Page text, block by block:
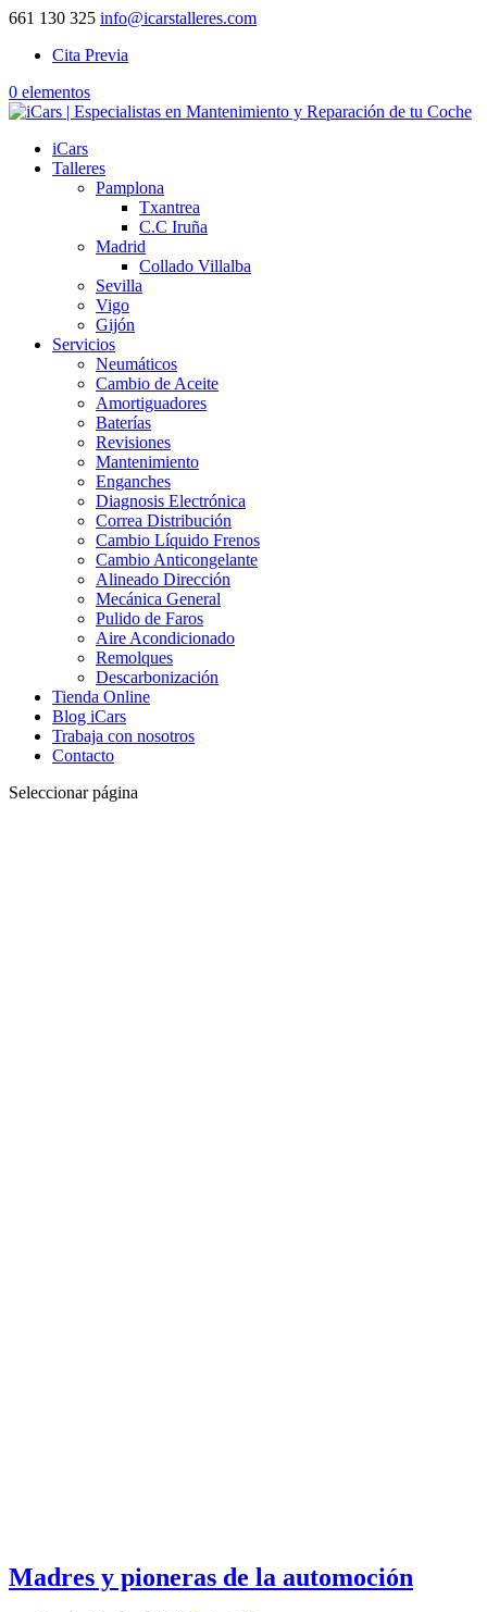
661 130 325 info@icarstalleres.com
Cita Previa
0 elementos
iCars
Talleres
Pamplona
Txantrea
C.C Iruña
Madrid
Collado Villalba
Sevilla
Vigo
Gijón
Servicios
Neumáticos
Cambio de Aceite
Amortiguadores
Baterías
Revisiones
Mantenimiento
Enganches
Diagnosis Electrónica
Correa Distribución
Cambio Líquido Frenos
Cambio Anticongelante
Alineado Dirección
Mecánica General
Pulido de Faros
Aire Acondicionado
Remolques
Descarbonización
Tienda Online
Blog iCars
Trabaja con nosotros
Contacto
Seleccionar página
Madres y pioneras de la automoción